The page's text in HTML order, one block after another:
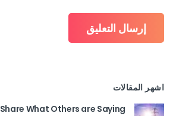
اشهر المقالات
Share What Others are Saying